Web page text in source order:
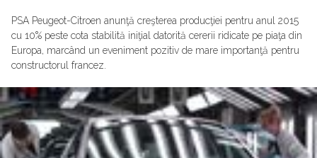
PSA Peugeot-Citroen anunţă creşterea producţiei pentru anul 2015
cu 10% peste cota stabilită iniţial datorită cererii ridicate pe piaţa din
Europa, marcând un eveniment pozitiv de mare importanţă pentru
constructorul francez.